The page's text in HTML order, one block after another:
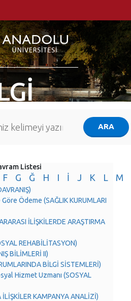
Listesi
F G Ğ H I İ J K L M
Ödeme (SAĞLIK KURUMLARI
İLİŞKİLERDE ARAŞTIRMA
REHABİLİTASYON)
BİLİMLERİ II)
BİLGİ SİSTEMLERİ)
Hizmet Uzmanı (SOSYAL
KAMPANYA ANALİZİ)